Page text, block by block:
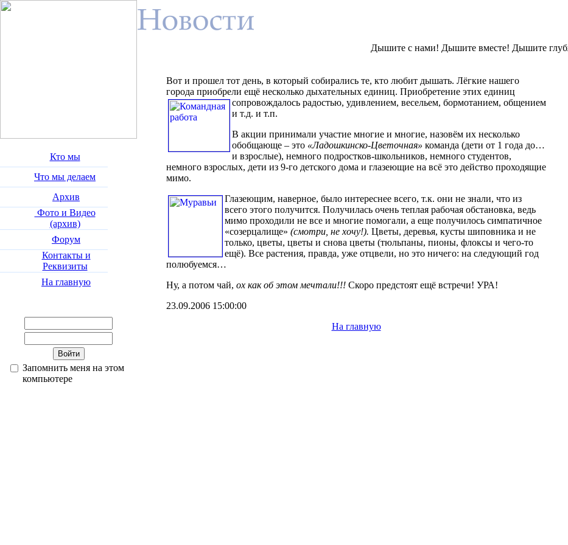
Кто мы
Что мы делаем
Архив
Фото и Видео
(архив)
Форум
Контакты и
Реквизиты
На главную
Запомнить меня на этом
компьютере
Дышите с нами! Дышите вместе! Дышите
Вот и прошел тот день, в который собирались те, кто любит дышать. Лёгкие нашего
города приобрели ещё несколько дыхательных единиц. Приобретение этих единиц
сопровождалось радостью, удивлением, весельем, бормотанием, общением
и т.д. и т.п.
В акции принимали участие многие и многие, назовём их несколько
обобщающе – это «Ладошкинско-Цветочная» команда (дети от 1 года до…
и взрослые), немного подростков-школьников, немного студентов,
немного взрослых, дети из 9-го детского дома и глазеющие на всё это действо проходящие
мимо.
Глазеющим, наверное, было интереснее всего, т.к. они не знали, что из
всего этого получится. Получилась очень теплая рабочая обстановка, ведь
мимо проходили не все и многие помогали, а еще получилось симпатичное
«созерцалище» (смотри, не хочу!). Цветы, деревья, кусты шиповника и не
только, цветы, цветы и снова цветы (тюльпаны, пионы, флоксы и чего-то
ещё). Все растения, правда, уже отцвели, но это ничего: на следующий год
полюбуемся…
Ну, а потом чай, ох как об этом мечтали!!! Скоро предстоят ещё встречи! УРА!
23.09.2006 15:00:00
На главную